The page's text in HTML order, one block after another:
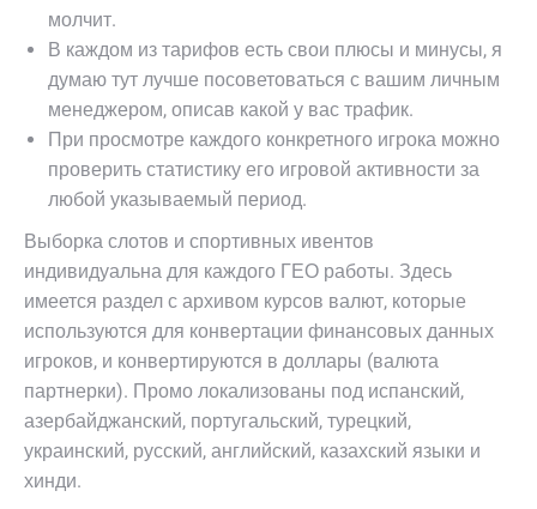
молчит.
В каждом из тарифов есть свои плюсы и минусы, я
думаю тут лучше посоветоваться с вашим личным
менеджером, описав какой у вас трафик.
При просмотре каждого конкретного игрока можно
проверить статистику его игровой активности за
любой указываемый период.
Выборка слотов и спортивных ивентов
индивидуальна для каждого ГЕО работы. Здесь
имеется раздел с архивом курсов валют, которые
используются для конвертации финансовых данных
игроков, и конвертируются в доллары (валюта
партнерки). Промо локализованы под испанский,
азербайджанский, португальский, турецкий,
украинский, русский, английский, казахский языки и
хинди.